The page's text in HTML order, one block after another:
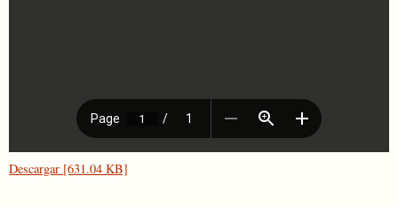
Descargar [631.04 KB]